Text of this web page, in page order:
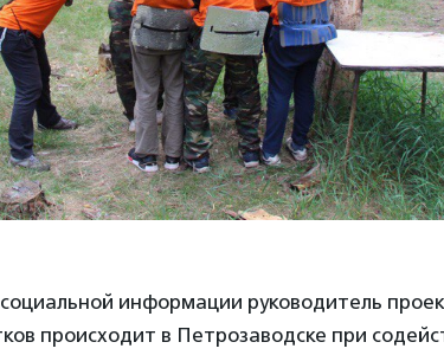
социальной информации руководитель
происходит в Петрозаводске при